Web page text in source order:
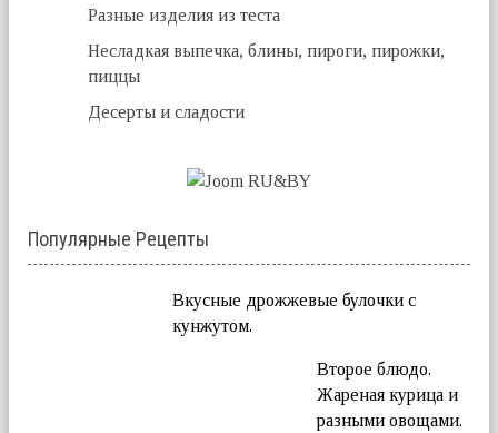
Разные изделия из теста
Несладкая выпечка, блины, пироги, пирожки,
пиццы
Десерты и сладости
Популярные Рецепты
Вкусные дрожжевые булочки с
кунжутом.
Второе блюдо.
Жареная курица и
разными овощами.